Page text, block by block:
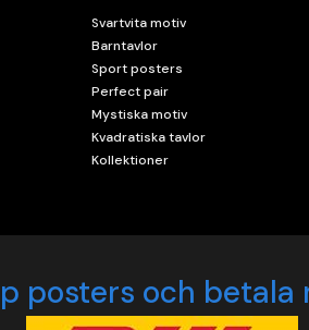
Svartvita motiv
Barntavlor
Sport posters
Perfect pair
Mystiska motiv
Kvadratiska tavlor
Kollektioner